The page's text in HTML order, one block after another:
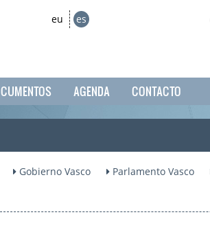
eu es
AGENDA CONTACTO
Gobierno Vasco Parlamento Vasco